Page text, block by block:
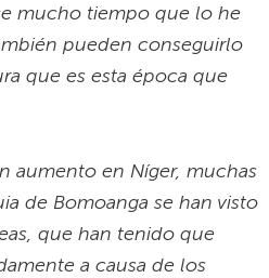
que han tenido que
a causa de los
amenazadas por
fue como cerrar ese
a anudar el hilo roto.